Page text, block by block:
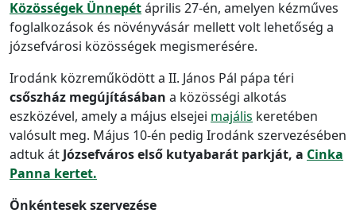
Közösségek Ünnepétáprilis 27-én, amelyen kézműves
foglalkozások és növényvásár mellett volt lehetőség a
józsefvárosi közösségek megismerésére.
Irodánk közreműködött a II. János Pál pápa téri
csőszház megújításában a közösségi alkotás
eszközével, amely a május elsejei majális keretében
valósult meg. Május 10-én pedig Irodánk szervezésében
adtuk át Józsefváros első kutyabarát parkját, a Cinka
Panna kertet.
Önkéntesek szervezése